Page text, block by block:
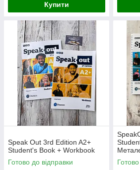
Купити
Speak Out 3rd Edition A2+
Student's Book + Workbook
Готово до відправки